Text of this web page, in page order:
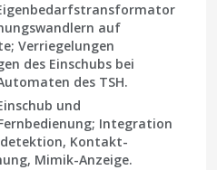
auf
Verriegelungen
des Einschubs bei
des TSH.
und
Integration
Kontakt­
Mimik-Anzeige.